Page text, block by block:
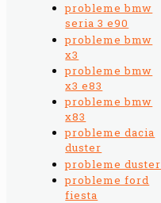
probleme bmw
seria 3 e90
probleme bmw
x3
probleme bmw
x3 e83
probleme bmw
x83
probleme dacia
duster
probleme duster
probleme ford
fiesta